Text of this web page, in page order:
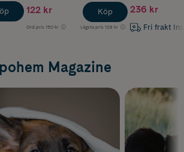
122 kr
Ord.pris 150 kr Lägsta pris 128 kr
Köp 236 kr
Fri frakt
Magazine